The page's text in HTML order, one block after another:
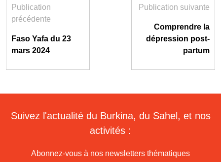
Publication
précédente
Faso Yafa du 23
mars 2024
Publication suivante
Comprendre la
dépression post-
partum
Suivez l'actualité du Burkina, du Sahel, et nos
activités :
Abonnez-vous à nos newsletters thématiques